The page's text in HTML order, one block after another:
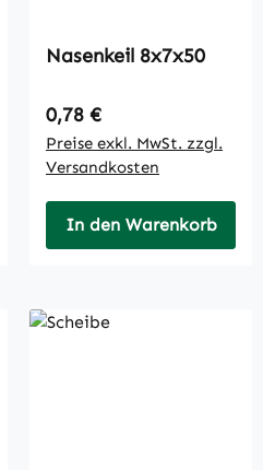
Nasenkeil 8x7x50
Regulärer Preis:
0,78 €
Preise exkl. MwSt. zzgl.
Versandkosten
In den Warenkorb